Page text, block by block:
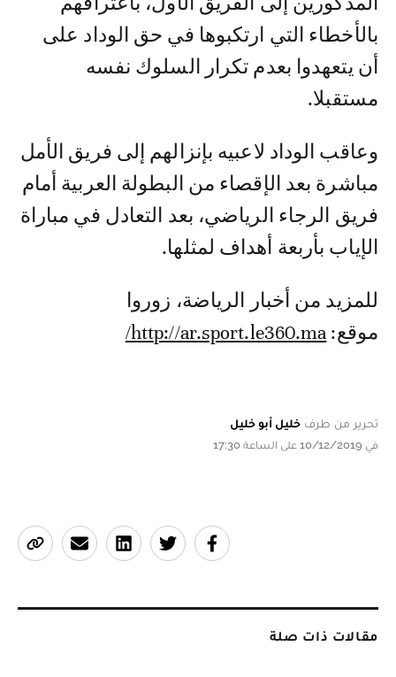
بالأخطاء التي ارتكبوها في حق الوداد على
أن يتعهدوا بعدم تكرار السلوك نفسه
مستقبلا.
وعاقب الوداد لاعبيه بإنزالهم إلى فريق الأمل
مباشرة بعد الإقصاء من البطولة العربية أمام
فريق الرجاء الرياضي، بعد التعادل في مباراة
الإياب بأربعة أهداف لمثلها.
للمزيد من أخبار الرياضة، زوروا
موقع: http://ar.sport.le360.ma/
تحرير من طرف خليل أبو خليل
في 10/12/2019 على الساعة 17:30
مقالات ذات صلة